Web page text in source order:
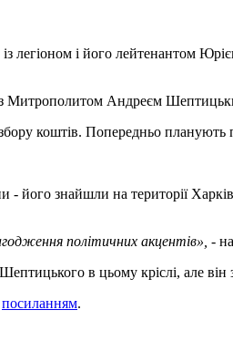
легіоном і його лейтенантом
із Митрополитом Андреєм
коштів. Попередньо
знайшли на території
політичних акцентів», -
в цьому кріслі, але він
посиланням.